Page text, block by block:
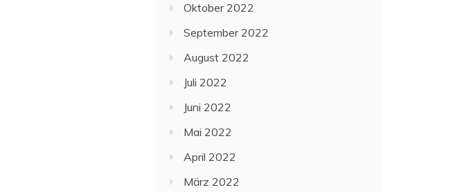
Oktober 2022
September 2022
August 2022
Juli 2022
Juni 2022
Mai 2022
April 2022
März 2022